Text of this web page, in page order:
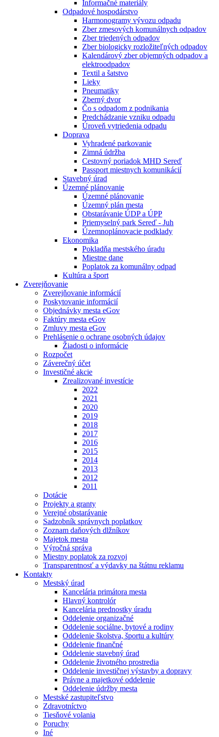
Informačné materiály
Odpadové hospodárstvo
Harmonogramy vývozu odpadu
Zber zmesových komunálnych odpadov
Zber triedených odpadov
Zber biologicky rozložiteľných odpadov
Kalendárový zber objemných odpadov a
elektroodpadov
Textil a šatstvo
Lieky
Pneumatiky
Zberný dvor
Čo s odpadom z podnikania
Predchádzanie vzniku odpadu
Úroveň vytriedenia odpadu
Doprava
Vyhradené parkovanie
Zimná údržba
Cestovný poriadok MHD Sereď
Passport miestnych komunikácií
Stavebný úrad
Územné plánovanie
Územné plánovanie
Územný plán mesta
Obstarávanie ÚDP a ÚPP
Priemyselný park Sereď - Juh
Územnoplánovacie podklady
Ekonomika
Pokladňa mestského úradu
Miestne dane
Poplatok za komunálny odpad
Kultúra a šport
Zverejňovanie
Zverejňovanie informácií
Poskytovanie informácií
Objednávky mesta eGov
Faktúry mesta eGov
Zmluvy mesta eGov
Prehlásenie o ochrane osobných údajov
Žiadosti o informácie
Rozpočet
Záverečný účet
Investičné akcie
Zrealizované investície
2022
2021
2020
2019
2018
2017
2016
2015
2014
2013
2012
2011
Dotácie
Projekty a granty
Verejné obstarávanie
Sadzobník správnych poplatkov
Zoznam daňových dlžníkov
Majetok mesta
Výročná správa
Miestny poplatok za rozvoj
Transparentnosť a výdavky na štátnu reklamu
Kontakty
Mestský úrad
Kancelária primátora mesta
Hlavný kontrolór
Kancelária prednostky úradu
Oddelenie organizačné
Oddelenie sociálne, bytové a rodiny
Oddelenie školstva, športu a kultúry
Oddelenie finančné
Oddelenie stavebný úrad
Oddelenie životného prostredia
Oddelenie investičnej výstavby a dopravy
Právne a majetkové oddelenie
Oddelenie údržby mesta
Mestské zastupiteľstvo
Zdravotníctvo
Tiesňové volania
Poruchy
Iné